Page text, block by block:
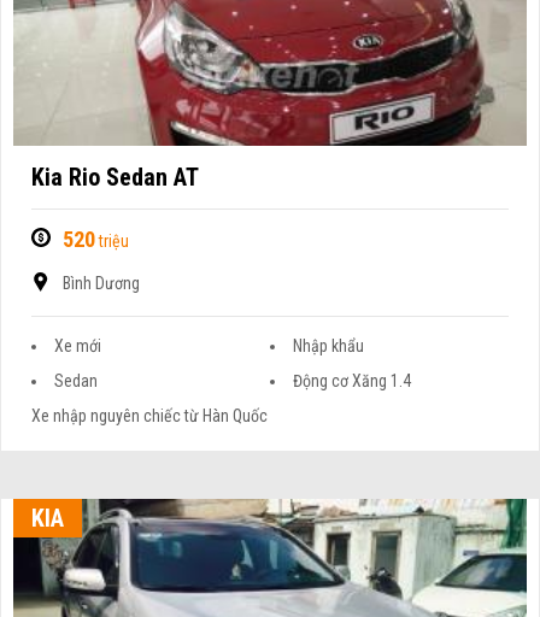
Kia Rio Sedan AT
520triệu
Bình Dương
Xe mới
Nhập khẩu
Sedan
Động cơ Xăng 1.4
Xe nhập nguyên chiếc từ Hàn Quốc
KIA